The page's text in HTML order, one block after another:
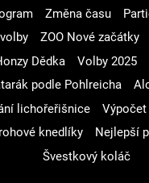
Změna času
ZOO Nové začátky
Dědka
Volby 2025
podle Pohlreicha
lichořeřišnice
knedlíky
Nejlepší
Švestkový koláč